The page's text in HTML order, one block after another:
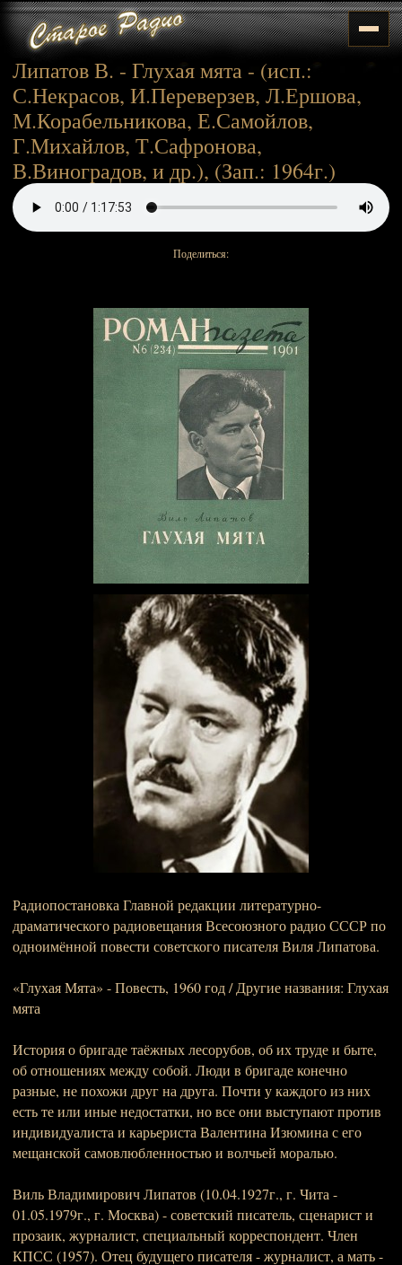
Липатов В. - Глухая мята - (исп.:
С.Некрасов, И.Переверзев, Л.Ершова,
М.Корабельникова, Е.Самойлов,
Г.Михайлов, Т.Сафронова,
В.Виноградов, и др.), (Зап.: 1964г.)
Поделиться:
Радиопостановка Главной редакции литературно-
драматического радиовещания Всесоюзного радио СССР по
одноимённой повести советского писателя Виля Липатова.
«Глухая Мята» - Повесть, 1960 год / Другие названия: Глухая
мята
История о бригаде таёжных лесорубов, об их труде и быте,
об отношениях между собой. Люди в бригаде конечно
разные, не похожи друг на друга. Почти у каждого из них
есть те или иные недостатки, но все они выступают против
индивидуалиста и карьериста Валентина Изюмина с его
мещанской самовлюбленностью и волчьей моралью.
Виль Владимирович Липатов (10.04.1927г., г. Чита -
01.05.1979г., г. Москва) - советский писатель, сценарист и
прозаик, журналист, специальный корреспондент. Член
КПСС (1957). Отец будущего писателя - журналист, а мать -